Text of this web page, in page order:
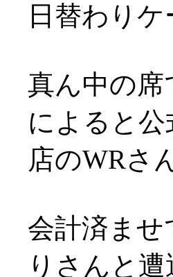
日替わり
真ん中の
によると
店のWRさ
会計済ま
りさんと遭